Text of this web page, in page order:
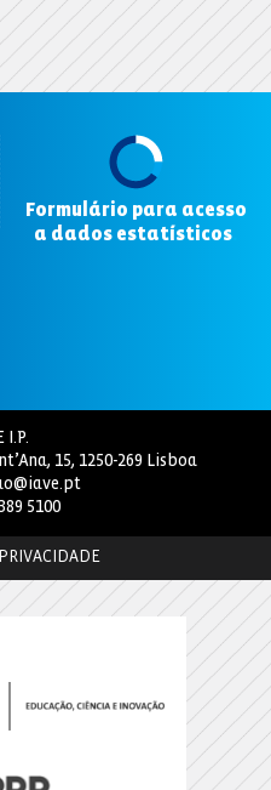
Formulário para acesso
a dados estatísticos
I.P.
15, 1250-269 Lisboa
5100